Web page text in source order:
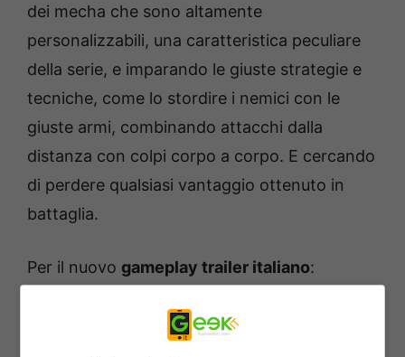
dei mecha che sono altamente
personalizzabili, una caratteristica peculiare
della serie, e imparando le giuste strategie e
tecniche, come lo stordire i nemici con le
giuste armi, combinando attacchi dalla
distanza con colpi corpo a corpo. E cercando
di perdere qualsiasi vantaggio ottenuto in
battaglia.
Per il nuovo gameplay trailer italiano: